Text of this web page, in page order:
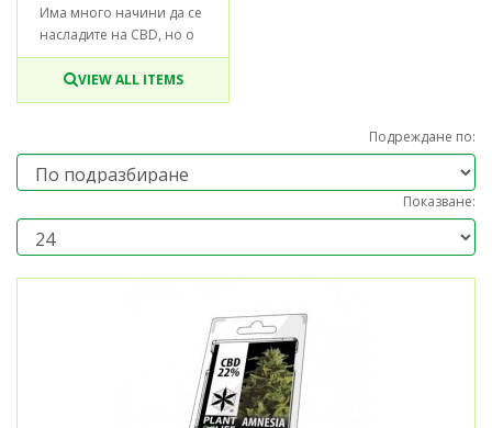
Има много начини да се
насладите на CBD, но о
VIEW ALL ITEMS
Подреждане по:
Показване: